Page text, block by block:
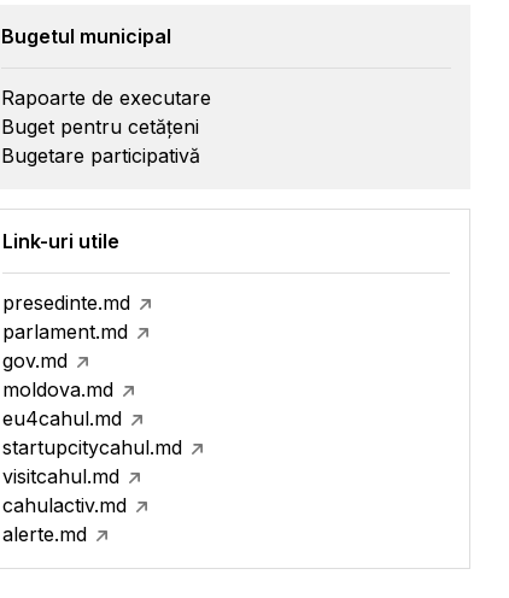
Bugetul municipal
Rapoarte de executare
Buget pentru cetățeni
Bugetare participativă
Link-uri utile
presedinte.md
parlament.md
gov.md
moldova.md
eu4cahul.md
startupcitycahul.md
visitcahul.md
cahulactiv.md
alerte.md